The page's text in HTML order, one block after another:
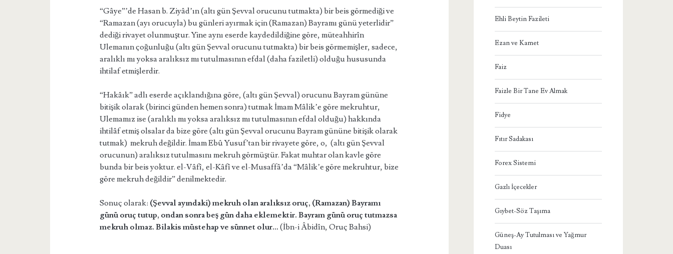
“Gâye”’de Hasan b. Ziyâd’ın (altı gün Şevval orucunu tutmakta) bir beis görmediği ve
“Ramazan (ayı orucuyla) bu günleri ayırmak için (Ramazan) Bayramı günü yeterlidir”
dediği rivayet olunmuştur. Yine aynı eserde kaydedildiğine göre, müteahhirîn
Ulemanın çoğunluğu (altı gün Şevval orucunu tutmakta) bir beis görmemişler, sadece,
aralıklı mı yoksa aralıksız mı tutulmasının efdal (daha faziletli) olduğu hususunda
ihtilaf etmişlerdir.
“Hakâık” adlı eserde açıklandığına göre, (altı gün Şevval) orucunu Bayram gününe
bitişik olarak (birinci günden hemen sonra) tutmak İmam Mâlik’e göre mekruhtur,
Ulemamız ise (aralıklı mı yoksa aralıksız mı tutulmasının efdal olduğu) hakkında
ihtilâf etmiş olsalar da bize göre (altı gün Şevval orucunu Bayram gününe bitişik olarak
tutmak) mekruh değildir. İmam Ebû Yusuf’tan bir rivayete göre, o, (altı gün Şevval
orucunun) aralıksız tutulmasını mekruh görmüştür. Fakat muhtar olan kavle göre
bunda bir beis yoktur. el-Vâfî, el-Kâfî ve el-Musaffâ’da “Mâlik’e göre mekruhtur, bize
göre mekruh değildir” denilmektedir.
Sonuç olarak: (Şevval ayındaki) mekruh olan aralıksız oruç, (Ramazan) Bayramı
günü oruç tutup, ondan sonra beş gün daha eklemektir. Bayram günü oruç tutmazsa
mekruh olmaz. Bilakis müstehap ve sünnet olur…(İbn-i Âbidîn, Oruç Bahsi)
Ehli Beytin Fazileti
Ezan ve Kamet
Faiz
Faizle Bir Tane Ev Almak
Fidye
Fıtır Sadakası
Forex Sistemi
Gazlı İçecekler
Gıybet-Söz Taşıma
Güneş-Ay Tutulması ve Yağmur
Duası